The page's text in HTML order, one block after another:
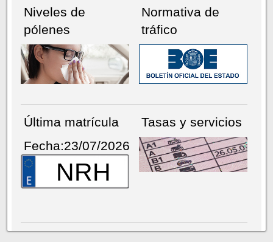
Niveles de
pólenes
Normativa de
tráfico
Última matrícula
Fecha:23/07/2026
NRH
Tasas y servicios